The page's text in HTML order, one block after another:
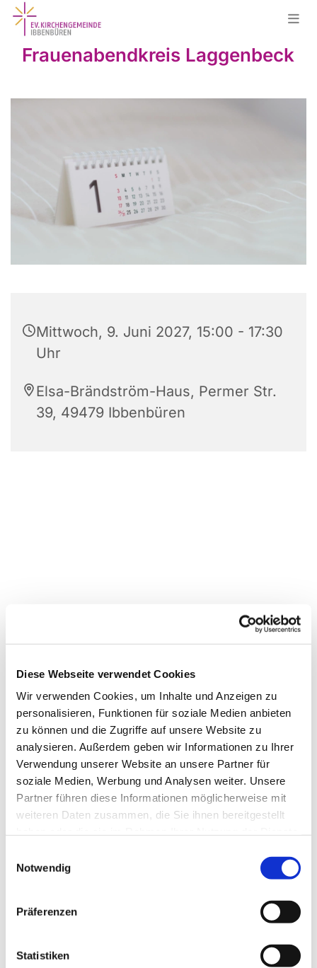
Diese Webseite verwendet Cookies
Wir verwenden Cookies, um Inhalte und Anzeigen zu
personalisieren, Funktionen für soziale Medien anbieten
zu können und die Zugriffe auf unsere Website zu
analysieren. Außerdem geben wir Informationen zu Ihrer
Verwendung unserer Website an unsere Partner für
soziale Medien, Werbung und Analysen weiter. Unsere
Partner führen diese Informationen möglicherweise mit
weiteren Daten zusammen, die Sie ihnen bereitgestellt
Notwendig
Präferenzen
Statistiken
Frauenabendkreis Laggenbeck
Mittwoch, 9. Juni 2027, 15:00 - 17:30
Uhr
Elsa-Brändström-Haus, Permer Str.
39, 49479 Ibbenbüren
Dies könnte Sie auch
interessieren